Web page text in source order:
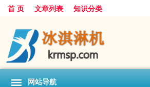
首 页 文章列表 知识分类
网站导航